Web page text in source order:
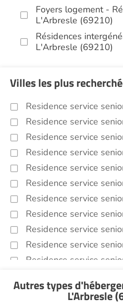
Foyers logement -
L'Arbresle (69210)
Résidences
L'Arbresle (69210)
Villes les plus
Residence service
Residence service
Residence service
Residence service
Residence service
Residence service
Residence service
Residence service
Residence service
Residence service
Residence service
Residence service
Autres types
L'Arbresle